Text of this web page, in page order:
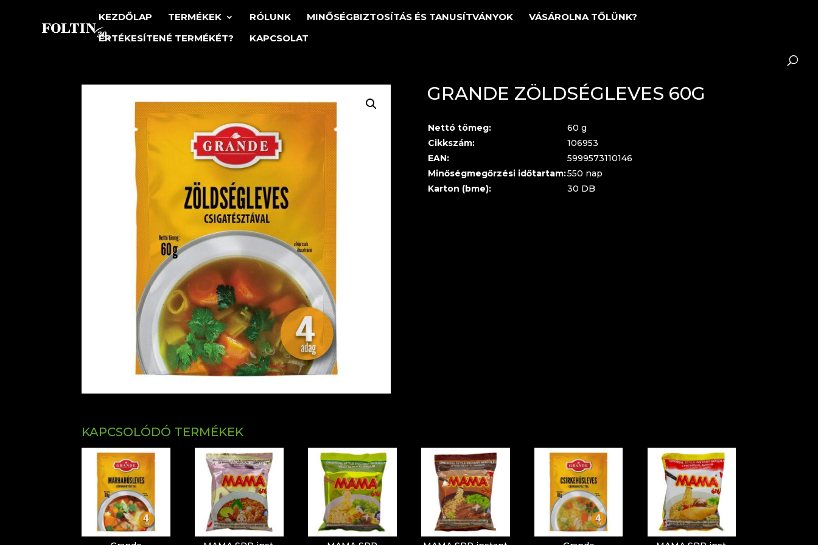
KEZDŐLAP TERMÉKEK RÓLUNK MINŐSÉGBIZTOSÍTÁS ÉS TANUSÍTVÁNYOK
VÁSÁROLNA TŐLÜNK?
ÉRTÉKESÍTENÉ TERMÉKÉT?
KAPCSOLAT
GRANDE ZÖLDSÉGLEVES 60G
Nettó tömeg:
60 g
Cikkszám:
106953
EAN:
5999573110146
Minőségmegőrzési időtartam:550 nap
Karton (bme):
30 DB
KAPCSOLÓDÓ TERMÉKEK